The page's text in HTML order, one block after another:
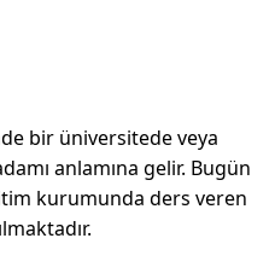
bir üniversitede veya
anlamına gelir. Bugün
kurumunda ders veren